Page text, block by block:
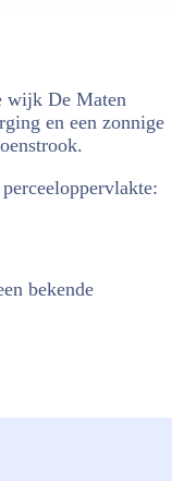
wijk De Maten
en een zonnige
bekende